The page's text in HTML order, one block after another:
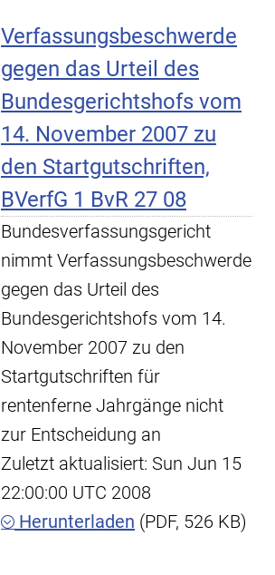
Verfassungsbeschwerde
gegen das Urteil des
Bundesgerichtshofs vom
14. November 2007 zu
den Startgutschriften,
BVerfG 1 BvR 27 08
Bundesverfassungsgericht
nimmt Verfassungsbeschwerde
gegen das Urteil des
Bundesgerichtshofs vom 14.
November 2007 zu den
Startgutschriften für
rentenferne Jahrgänge nicht
zur Entscheidung an
Zuletzt aktualisiert: Sun Jun 15
22:00:00 UTC 2008
Herunterladen (PDF, 526 KB)